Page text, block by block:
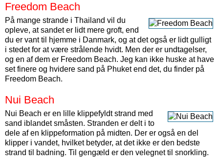
Freedom Beach
På mange strande i Thailand vil du
opleve, at sandet er lidt mere groft, end
du er vant til hjemme i Danmark, og at det også er lidt gulligt
i stedet for at være strålende hvidt. Men der er undtagelser,
og en af dem er Freedom Beach. Jeg kan ikke huske at have
set finere og hvidere sand på Phuket end det, du finder på
Freedom Beach.
Nui Beach
Nui Beach er en lille klippefyldt strand med
sand iblandet småsten. Stranden er delt i to
dele af en klippeformation på midten. Der er også en del
klipper i vandet, hvilket betyder, at det ikke er den bedste
strand til badning. Til gengæld er den velegnet til snorkling.